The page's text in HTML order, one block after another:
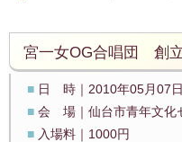
宮一女OG合唱団 創
■ 日 時｜2010年05月07
■ 会 場｜仙台市青年文化
■ 入場料｜1000円